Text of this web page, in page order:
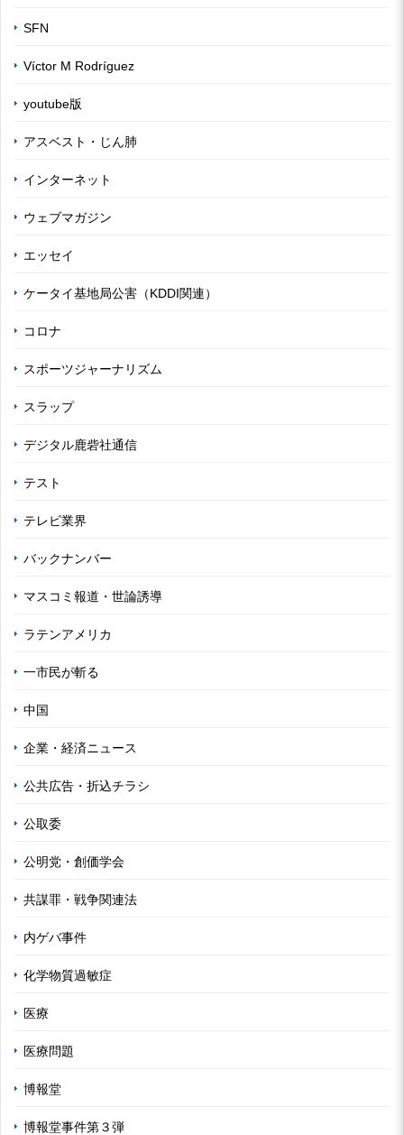
SFN
Víctor M Rodríguez
youtube版
アスベスト・じん肺
インターネット
ウェブマガジン
エッセイ
ケータイ基地局公害（KDDI関連）
コロナ
スポーツジャーナリズム
スラップ
デジタル鹿砦社通信
テスト
テレビ業界
バックナンバー
マスコミ報道・世論誘導
ラテンアメリカ
一市民が斬る
中国
企業・経済ニュース
公共広告・折込チラシ
公取委
公明党・創価学会
共謀罪・戦争関連法
内ゲバ事件
化学物質過敏症
医療
医療問題
博報堂
博報堂事件第３弾